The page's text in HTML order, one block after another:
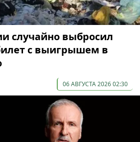
случайно выбросил
с выигрышем в
06 АВГУСТА 2026 02:30